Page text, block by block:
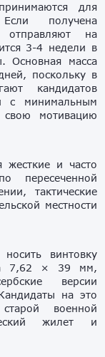
для
получена
отправляют на
3-4 недели в
Основная масса
поскольку в
кандидатов
с минимальным
мотивацию
жесткие и часто
пересеченной
тактические
местности
винтовку
7,62 × 39 мм,
версии
на это
военной
жилет и